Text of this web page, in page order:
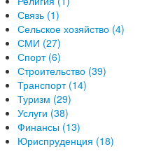
Связь (1)
Сельское хозяйство (4)
СМИ (27)
Спорт (6)
Строительство (39)
Транспорт (14)
Туризм (29)
Услуги (38)
Финансы (13)
Юриспруденция (18)